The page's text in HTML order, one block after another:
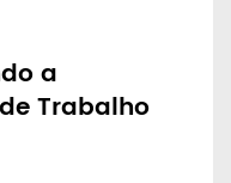
a
Trabalho